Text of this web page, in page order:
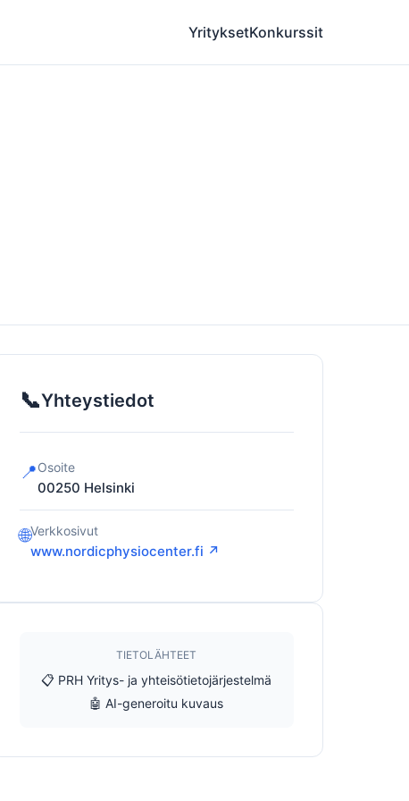
YrityksetKonkurssit
📞Yhteystiedot
📍Osoite
00250 Helsinki
🌐Verkkosivut
www.nordicphysiocenter.fi ↗
TIETOLÄHTEET
📋 PRH Yritys- ja yhteisötietojärjestelmä
🤖 AI-generoitu kuvaus